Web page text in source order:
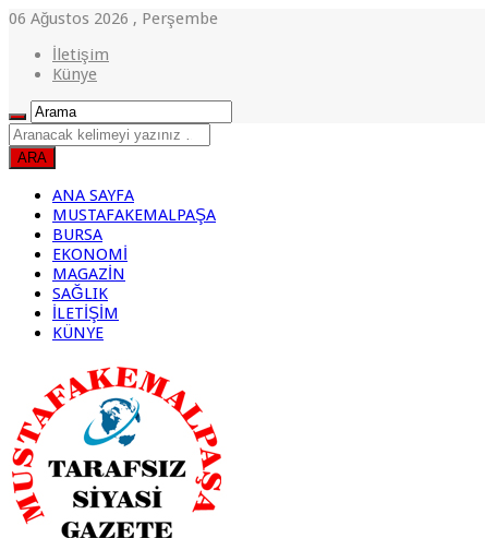
06 Ağustos 2026 , Perşembe
İletişim
Künye
ANA SAYFA
MUSTAFAKEMALPAŞA
BURSA
EKONOMİ
MAGAZİN
SAĞLIK
İLETİŞİM
KÜNYE